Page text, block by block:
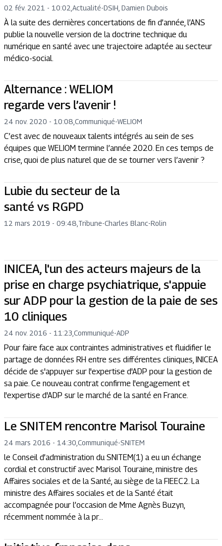
02 fév. 2021 - 10:02 Actualité-DSIH, Damien Dubois
À la suite des dernières concertations de fin d’année, l’ANS
publie la nouvelle version de la doctrine technique du
numérique en santé avec une trajectoire adaptée au secteur
médico-social.
Alternance : WELIOM
regarde vers l’avenir !
24 nov. 2020 - 10:08 Communiqué-WELIOM
C’est avec de nouveaux talents intégrés au sein de ses
équipes que WELIOM termine l’année 2020. En ces temps de
crise, quoi de plus naturel que de se tourner vers l’avenir ?
Lubie du secteur de la
santé vs RGPD
12 mars 2019 - 09:48 Tribune-Charles Blanc-Rolin
INICEA, l'un des acteurs majeurs de la
prise en charge psychiatrique, s'appuie
sur ADP pour la gestion de la paie de ses
10 cliniques
24 nov. 2016 - 11:23 Communiqué-ADP
Pour faire face aux contraintes administratives et fluidifier le
partage de données RH entre ses différentes cliniques, INICEA
décide de s'appuyer sur l'expertise d'ADP pour la gestion de
sa paie. Ce nouveau contrat confirme l'engagement et
l'expertise d'ADP sur le marché de la santé en France.
Le SNITEM rencontre Marisol Touraine
24 mars 2016 - 14:30 Communiqué-SNITEM
le Conseil d’administration du SNITEM(1) a eu un échange
cordial et constructif avec Marisol Touraine, ministre des
Affaires sociales et de la Santé, au siège de la FIEEC2. La
ministre des Affaires sociales et de la Santé était
accompagnée pour l’occasion de Mme Agnès Buzyn,
récemment nommée à la pr...